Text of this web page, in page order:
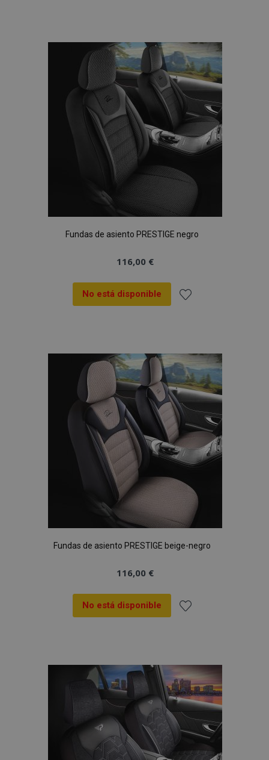
Lista
de
Deseos
Fundas de asiento PRESTIGE negro
116,00 €
No está disponible
Lista
de
Deseos
Fundas de asiento PRESTIGE beige-negro
116,00 €
No está disponible
Lista
de
Deseos